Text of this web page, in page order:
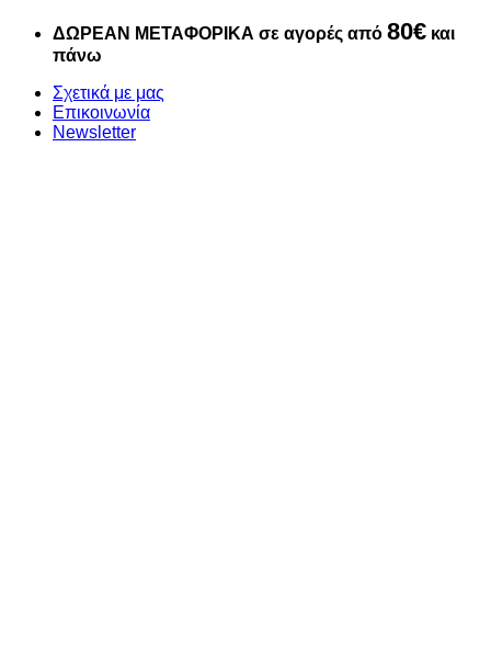
Μετάβαση
περιεχόμενο
ΔΩΡΕΑΝ ΜΕΤΑΦΟΡΙΚΑ σε αγορές από 80€ και
πάνω
Σχετικά με μας
Επικοινωνία
Newsletter